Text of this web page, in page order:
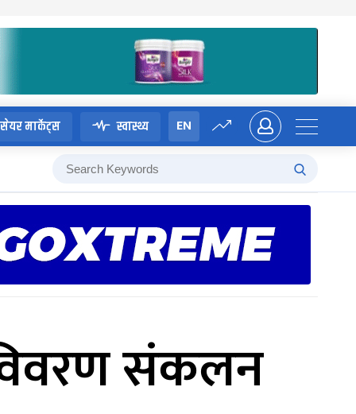
सेयर मार्केट्स स्वास्थ्य EN
संकलन